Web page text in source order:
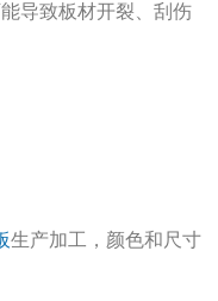
导致板材开裂、刮伤
生产加工，颜色和尺寸